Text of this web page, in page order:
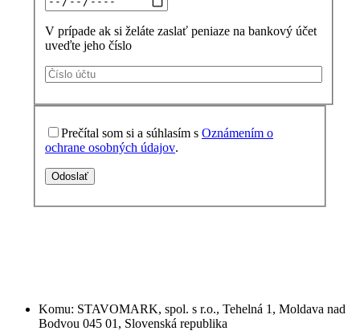
V prípade ak si želáte zaslať peniaze na bankový účet
uveďte jeho číslo
Prečítal som si a súhlasím s Oznámením o
ochrane osobných údajov.
Odoslať
Komu: STAVOMARK, spol. s r.o., Tehelná 1, Moldava nad
Bodvou 045 01, Slovenská republika